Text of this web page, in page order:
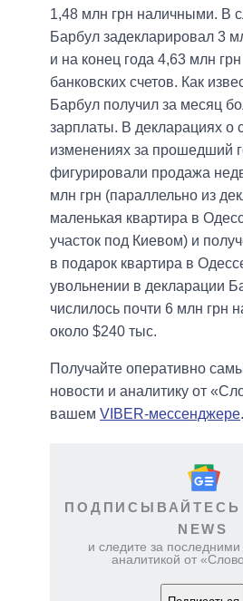
1,48 млн грн наличными. В
Барбул задекларировал 3
и на конец года 4,63 млн
банковских счетов. Как
Барбул получил за месяц
зарплаты. В декларациях о
изменениях за прошедший
фигурировали продажа
млн грн (параллельно из
маленькая квартира в
участок под Киевом) и
в подарок квартира в
увольнении в декларации
числилось почти 6 млн грн
около $240 тыс.
Получайте оперативно
новости и аналитику от
вашем VIBER-мессенджере.
ПОДПИСЫВАЙТЕСЬ
NEWS
и следите за
аналитикой от